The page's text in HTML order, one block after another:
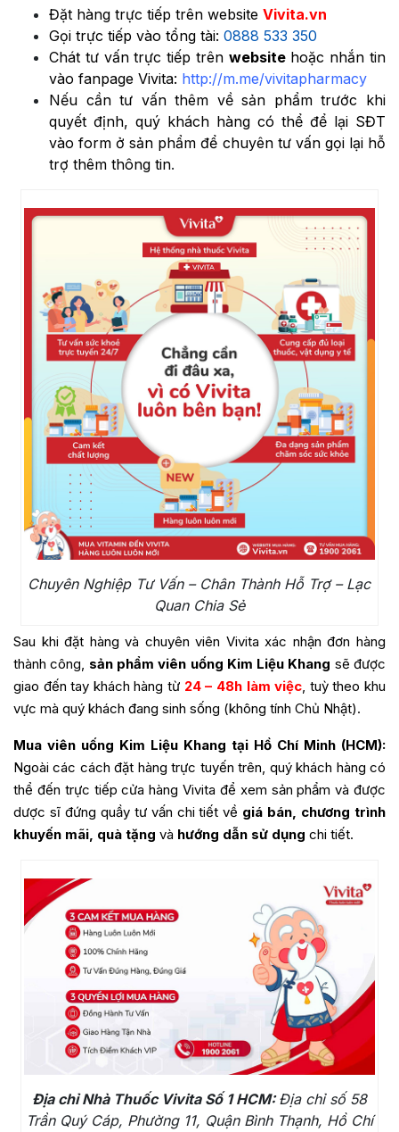
Đặt hàng trực tiếp trên website Vivita.vn
Gọi trực tiếp vào tổng tài: 0888 533 350
Chát tư vấn trực tiếp trên websitehoặc nhắn tin
vào fanpage Vivita: http://m.me/vivitapharmacy
Nếu cần tư vấn thêm về sản phẩm trước khi
quyết định, quý khách hàng có thể để lại SĐT
vào form ở sản phẩm để chuyên tư vấn gọi lại hỗ
trợ thêm thông tin.
Chuyên Nghiệp Tư Vấn – Chân Thành Hỗ Trợ – Lạc
Quan Chia Sẻ
Sau khi đặt hàng và chuyên viên Vivita xác nhận đơn hàng
thành công, sản phẩm viên uống Kim Liệu Khang sẽ được
giao đến tay khách hàng từ 24 – 48h làm việc , tuỳ theo khu
vực mà quý khách đang sinh sống (không tính Chủ Nhật).
Mua viên uống Kim Liệu Khang tại Hồ Chí Minh (HCM):
Ngoài các cách đặt hàng trực tuyến trên, quý khách hàng có
thể đến trực tiếp cửa hàng Vivita để xem sản phẩm và được
dược sĩ đứng quầy tư vấn chi tiết về giá bán, chương trình
khuyến mãi, quà tặng và hướng dẫn sử dụng chi tiết.
Địa chỉ Nhà Thuốc Vivita Số 1 HCM:Địa chỉ số 58
Trần Quý Cáp, Phường 11, Quận Bình Thạnh, Hồ Chí